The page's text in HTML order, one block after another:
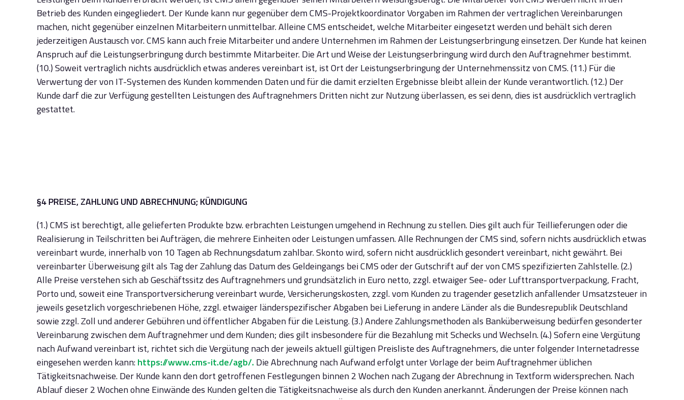
Betrieb des Kunden eingegliedert. Der Kunde kann nur gegenüber dem CMS-Projektkoordinator Vorgaben im Rahmen der vertraglichen Vereinbarungen
machen, nicht gegenüber einzelnen Mitarbeitern unmittelbar. Alleine CMS entscheidet, welche Mitarbeiter eingesetzt werden und behält sich deren
jederzeitigen Austausch vor. CMS kann auch freie Mitarbeiter und andere Unternehmen im Rahmen der Leistungserbringung einsetzen. Der Kunde hat keinen
Anspruch auf die Leistungserbringung durch bestimmte Mitarbeiter. Die Art und Weise der Leistungserbringung wird durch den Auftragnehmer bestimmt.
(10.) Soweit vertraglich nichts ausdrücklich etwas anderes vereinbart ist, ist Ort der Leistungserbringung der Unternehmenssitz von CMS. (11.) Für die
Verwertung der von IT-Systemen des Kunden kommenden Daten und für die damit erzielten Ergebnisse bleibt allein der Kunde verantwortlich. (12.) Der
Kunde darf die zur Verfügung gestellten Leistungen des Auftragnehmers Dritten nicht zur Nutzung überlassen, es sei denn, dies ist ausdrücklich vertraglich
gestattet.
§4 PREISE, ZAHLUNG UND ABRECHNUNG; KÜNDIGUNG
(1.) CMS ist berechtigt, alle gelieferten Produkte bzw. erbrachten Leistungen umgehend in Rechnung zu stellen. Dies gilt auch für Teillieferungen oder die
Realisierung in Teilschritten bei Aufträgen, die mehrere Einheiten oder Leistungen umfassen. Alle Rechnungen der CMS sind, sofern nichts ausdrücklich etwas
vereinbart wurde, innerhalb von 10 Tagen ab Rechnungsdatum zahlbar. Skonto wird, sofern nicht ausdrücklich gesondert vereinbart, nicht gewährt. Bei
vereinbarter Überweisung gilt als Tag der Zahlung das Datum des Geldeingangs bei CMS oder der Gutschrift auf der von CMS spezifizierten Zahlstelle. (2.)
Alle Preise verstehen sich ab Geschäftssitz des Auftragnehmers und grundsätzlich in Euro netto, zzgl. etwaiger See- oder Lufttransportverpackung, Fracht,
Porto und, soweit eine Transportversicherung vereinbart wurde, Versicherungskosten, zzgl. vom Kunden zu tragender gesetzlich anfallender Umsatzsteuer in
jeweils gesetzlich vorgeschriebenen Höhe, zzgl. etwaiger länderspezifischer Abgaben bei Lieferung in andere Länder als die Bundesrepublik Deutschland
sowie zzgl. Zoll und anderer Gebühren und öffentlicher Abgaben für die Leistung. (3.) Andere Zahlungsmethoden als Banküberweisung bedürfen gesonderter
Vereinbarung zwischen dem Auftragnehmer und dem Kunden; dies gilt insbesondere für die Bezahlung mit Schecks und Wechseln. (4.) Sofern eine Vergütung
nach Aufwand vereinbart ist, richtet sich die Vergütung nach der jeweils aktuell gültigen Preisliste des Auftragnehmers, die unter folgender Internetadresse
eingesehen werden kann:https://www.cms-it.de/agb/. Die Abrechnung nach Aufwand erfolgt unter Vorlage der beim Auftragnehmer üblichen
Tätigkeitsnachweise. Der Kunde kann den dort getroffenen Festlegungen binnen 2 Wochen nach Zugang der Abrechnung in Textform widersprechen. Nach
Ablauf dieser 2 Wochen ohne Einwände des Kunden gelten die Tätigkeitsnachweise als durch den Kunden anerkannt. Änderungen der Preise können nach